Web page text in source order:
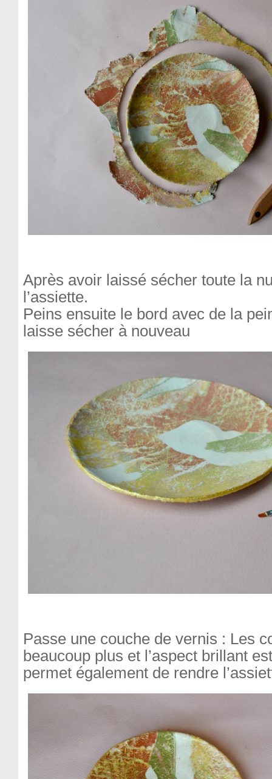
Après avoir laissé sécher toute la
l’assiette.
Peins ensuite le bord avec de la
laisse sécher à nouveau
Passe une couche de vernis : Les
beaucoup plus et l’aspect brillant
permet également de rendre